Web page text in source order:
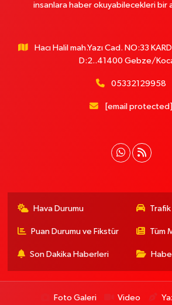
insanlara haber okuyabilecekleri bir
Hacı Halil mah.Yazı Cad. NO:33
D:2..41400 Gebze/
05332129958
[email protected]
Hava Durumu
Puan Durumu ve Fikstür Tüm
Son Dakika Haberleri
Foto Galeri Video